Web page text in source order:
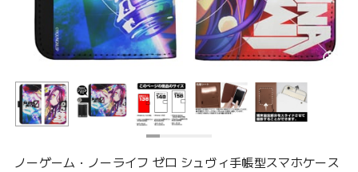
ノーゲーム・ノーライフ ゼロ シュヴィ手帳型スマホケース